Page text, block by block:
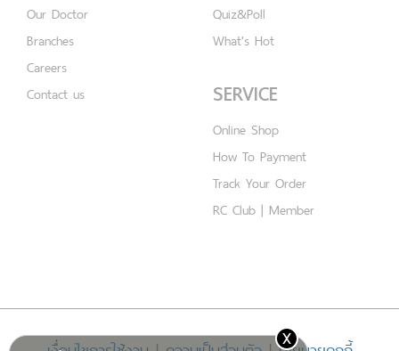
x
Our Doctor
Branches
Careers
Contact us
Quiz&Poll
What's Hot
SERVICE
Online Shop
How To Payment
Track Your Order
RC Club | Member